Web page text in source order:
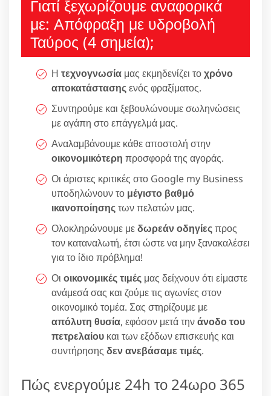
Γιατί ξεχωρίζουμε αναφορικά
με: Απόφραξη με υδροβολή
Ταύρος (4 σημεία);
Η τεχνογνωσία μας εκμηδενίζει τοχρόνο
αποκατάστασηςενός φραξίματος.
Συντηρούμε και ξεβουλώνουμε σωληνώσεις
με αγάπη στο επάγγελμά μας.
Αναλαμβάνουμε κάθε αποστολή στην
οικονομικότερη προσφορά της αγοράς.
Οι άριστες κριτικές στο Google my Business
υποδηλώνουν το μέγιστο βαθμό
ικανοποίησηςτων πελατών μας.
Ολοκληρώνουμε μεδωρεάν οδηγίεςπρος
τον καταναλωτή, έτσι ώστε να μην ξανακαλέσει
για το ίδιο πρόβλημα!
Οι οικονομικές τιμές μας δείχνουν ότι είμαστε
ανάμεσά σας και ζούμε τις αγωνίες στον
οικονομικό τομέα. Σας στηρίζουμε με
απόλυτη θυσία, εφόσον μετά τηνάνοδο του
πετρελαίου και των εξόδων επισκευής και
συντήρησης δεν ανεβάσαμε τιμές.
Πώς ενεργούμε 24h το 24ωρο 365